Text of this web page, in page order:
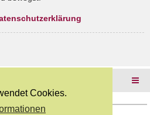
Cookies.